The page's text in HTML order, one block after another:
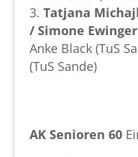
Tatjana
/ Simone
Anke Black (TuS
(TuS Sande)
AK Senioren 60